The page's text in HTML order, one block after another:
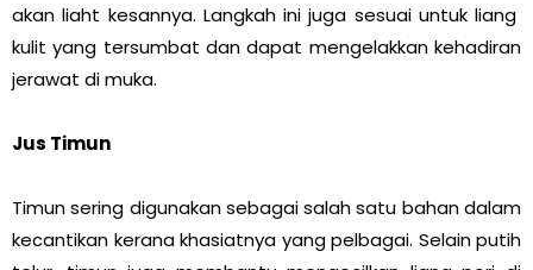
akan liaht kesannya. Langkah ini juga sesuai untuk liang
kulit yang tersumbat dan dapat mengelakkan kehadiran
jerawat di muka.
Jus Timun
Timun sering digunakan sebagai salah satu bahan dalam
kecantikan kerana khasiatnya yang pelbagai. Selain putih